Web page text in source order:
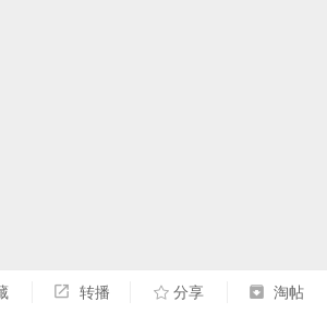
转播 分享 淘帖